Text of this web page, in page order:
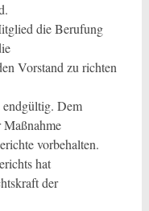
die Berufung
Vorstand zu richten
endgültig. Dem
vorbehalten.
hat
der